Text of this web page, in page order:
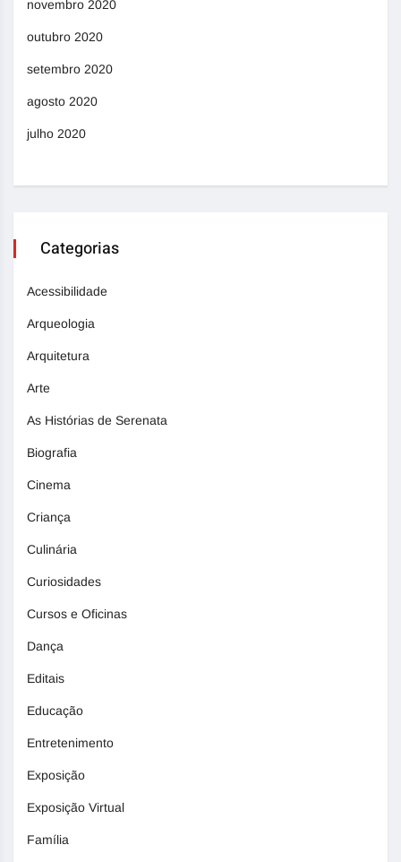
novembro 2020
outubro 2020
setembro 2020
agosto 2020
julho 2020
Categorias
Acessibilidade
Arqueologia
Arquitetura
Arte
As Histórias de Serenata
Biografia
Cinema
Criança
Culinária
Curiosidades
Cursos e Oficinas
Dança
Editais
Educação
Entretenimento
Exposição
Exposição Virtual
Família